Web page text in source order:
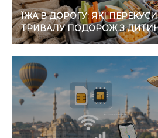
ЇЖА В ДОРОГУ: ЯКІ
ТРИВАЛУ ПОДОРОЖ З